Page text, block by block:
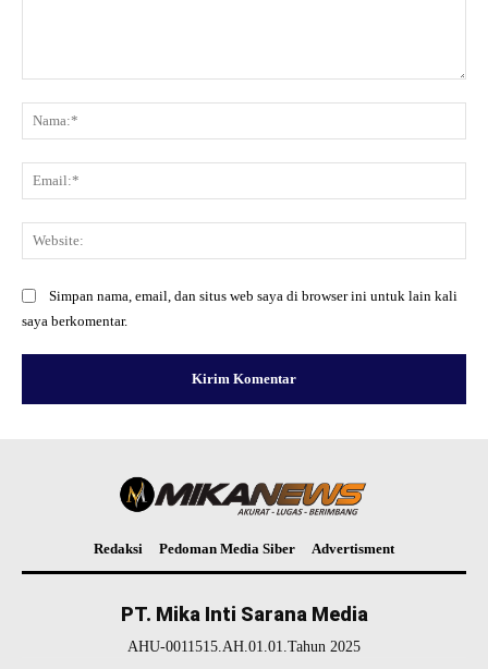
Simpan nama, email, dan situs web saya di browser ini untuk lain kali
saya berkomentar.
Redaksi Pedoman Media Siber Advertisment
PT. Mika Inti Sarana Media
AHU-0011515.AH.01.01.Tahun 2025